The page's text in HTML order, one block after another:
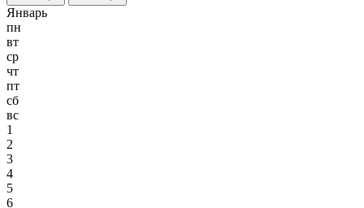
Январь
пн
вт
ср
чт
пт
сб
вс
1
2
3
4
5
6